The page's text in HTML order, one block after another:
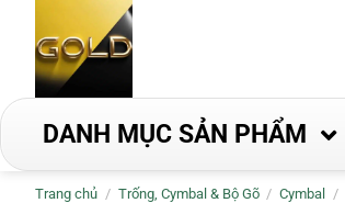
dung
DANH MỤC SẢN PHẨM
Trang chủ / Trống, Cymbal & Bộ Gõ / Cymbal /